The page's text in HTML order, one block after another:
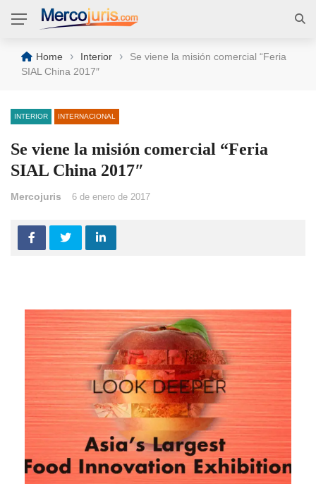
Home › Interior ›
Se viene la misión comercial “Feria
SIAL China 2017″
INTERIOR INTERNACIONAL
Se viene la misión comercial “Feria
SIAL China 2017″
Mercojuris 6 de enero de 2017